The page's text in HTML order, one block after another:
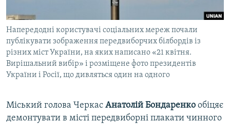
УКРАЇНСЬКА ПРОБЛЕМА КРИМУ
ІНФОГРАФІКА
ДОЛУЧАЙСЯ!
Усі сайти RFE/RL
Напередодні користувачі соціальних мереж почали
публікувати зображення передвиборчих білбордів із
різних міст України, на яких написано «21 квітня.
Вирішальний вибір» і розміщене фото президентів
України і Росії, що дивляться один на одного
Міський голова Черкас Анатолій Бондаренко обіцяє
демонтувати в місті передвиборні плакати чинного